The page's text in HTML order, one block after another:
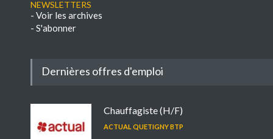
NEWSLETTERS
- Voir les archives
- S'abonner
Dernières offres d'emploi
Chauffagiste (H/F)
ACTUAL QUETIGNY BTP